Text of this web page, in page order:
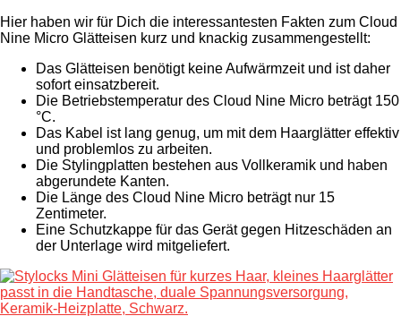
Hier haben wir für Dich die interessantesten Fakten zum Cloud
Nine Micro Glätteisen kurz und knackig zusammengestellt:
Das Glätteisen benötigt keine Aufwärmzeit und ist daher
sofort einsatzbereit.
Die Betriebstemperatur des Cloud Nine Micro beträgt 150
°C.
Das Kabel ist lang genug, um mit dem Haarglätter effektiv
und problemlos zu arbeiten.
Die Stylingplatten bestehen aus Vollkeramik und haben
abgerundete Kanten.
Die Länge des Cloud Nine Micro beträgt nur 15
Zentimeter.
Eine Schutzkappe für das Gerät gegen Hitzeschäden an
der Unterlage wird mitgeliefert.